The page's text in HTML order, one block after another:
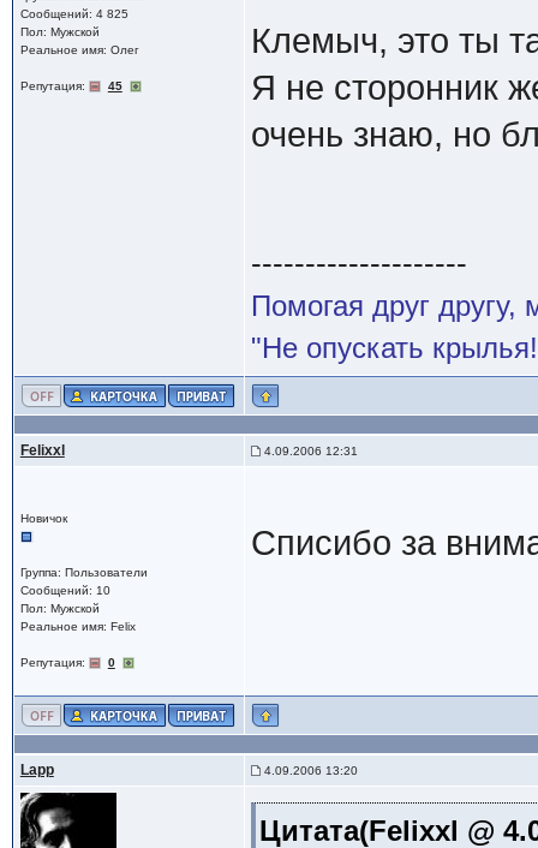
Сообщений: 4 825
Пол: Мужской
Реальное имя: Олег
Репутация: 45
Клемыч, это ты
Я не сторонник
очень знаю, но
--------------------
Помогая друг
"Не опускать
Felixxl 4.09.2006 12:31
Новичок
Группа: Пользователи
Сообщений: 10
Пол: Мужской
Реальное имя: Felix
Репутация: 0
Списибо за
Lapp 4.09.2006 13:20
Цитата(Felixxl @